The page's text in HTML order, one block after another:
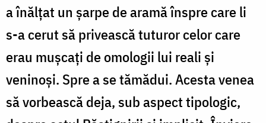
a înălțat un șarpe de aramă înspre care li
s-a cerut să privească tuturor celor care
erau mușcați de omologii lui reali și
veninoși. Spre a se tămădui. Acesta venea
să vorbească deja, sub aspect tipologic,